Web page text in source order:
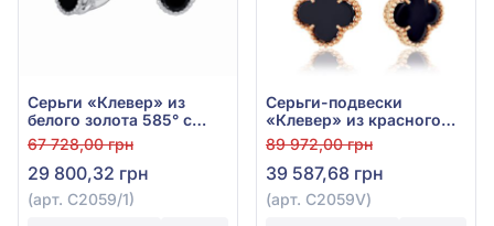
Серьги «Клевер» из
белого золота 585° с
чёрным агатом, арт.
С2059/1
67 728,00 грн
29 800,32 грн
(арт. С2059/1)
Серьги-подвески
«Клевер» из красного
золота 585° с чёрным
агатом, арт. С2059V
89 972,00 грн
39 587,68 грн
(арт. С2059V)